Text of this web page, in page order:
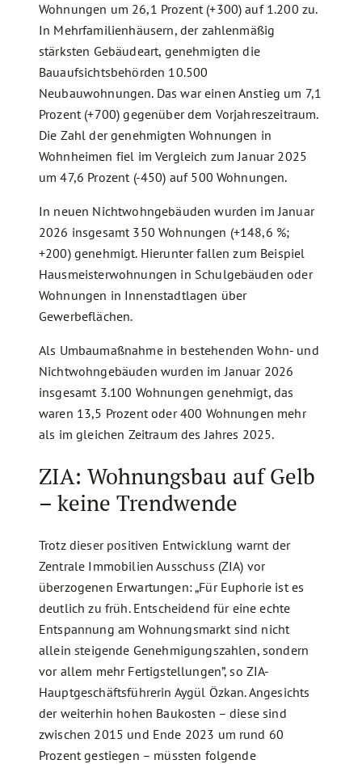
Wohnungen um 26,1 Prozent (+300) auf 1.200 zu.
In Mehrfamilienhäusern, der zahlenmäßig
stärksten Gebäudeart, genehmigten die
Bauaufsichtsbehörden 10.500
Neubauwohnungen. Das war einen Anstieg um 7,1
Prozent (+700) gegenüber dem Vorjahreszeitraum.
Die Zahl der genehmigten Wohnungen in
Wohnheimen fiel im Vergleich zum Januar 2025
um 47,6 Prozent (-450) auf 500 Wohnungen.
In neuen Nichtwohngebäuden wurden im Januar
2026 insgesamt 350 Wohnungen (+148,6 %;
+200) genehmigt. Hierunter fallen zum Beispiel
Hausmeisterwohnungen in Schulgebäuden oder
Wohnungen in Innenstadtlagen über
Gewerbeflächen.
Als Umbaumaßnahme in bestehenden Wohn- und
Nichtwohngebäuden wurden im Januar 2026
insgesamt 3.100 Wohnungen genehmigt, das
waren 13,5 Prozent oder 400 Wohnungen mehr
als im gleichen Zeitraum des Jahres 2025.
ZIA: Wohnungsbau auf Gelb
– keine Trendwende
Trotz dieser positiven Entwicklung warnt der
Zentrale Immobilien Ausschuss (ZIA) vor
überzogenen Erwartungen: „Für Euphorie ist es
deutlich zu früh. Entscheidend für eine echte
Entspannung am Wohnungsmarkt sind nicht
allein steigende Genehmigungszahlen, sondern
vor allem mehr Fertigstellungen”, so ZIA-
Hauptgeschäftsführerin Aygül Özkan. Angesichts
der weiterhin hohen Baukosten – diese sind
zwischen 2015 und Ende 2023 um rund 60
Prozent gestiegen – müssten folgende